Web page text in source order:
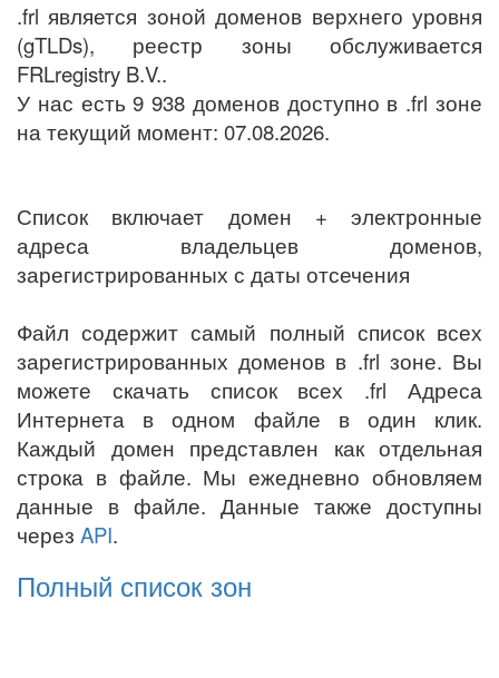
.frl является зоной доменов верхнего уровня
(gTLDs), реестр зоны обслуживается
FRLregistry B.V..
У нас есть 9 938 доменов доступно в .frl зоне
на текущий момент: 07.08.2026.
Список включает домен + электронные
адреса владельцев доменов,
зарегистрированных с даты отсечения
Файл содержит самый полный список всех
зарегистрированных доменов в .frl зоне. Вы
можете скачать список всех .frl Адреса
Интернета в одном файле в один клик.
Каждый домен представлен как отдельная
строка в файле. Мы ежедневно обновляем
данные в файле. Данные также доступны
через API.
Полный список зон